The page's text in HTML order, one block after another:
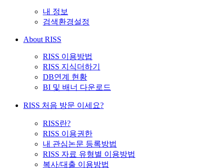
내 정보
검색환경설정
About RISS
RISS 이용방법
RISS 지식더하기
DB연계 현황
BI 및 배너 다운로드
RISS 처음 방문 이세요?
RISS란?
RISS 이용권한
내 관심논문 등록방법
RISS 자료 유형별 이용방법
복사/대출 이용방법